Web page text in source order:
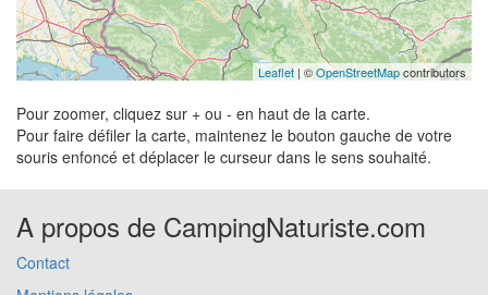
Leaflet | ©OpenStreetMapcontributors
Pour zoomer, cliquez sur + ou - en haut de la carte.
Pour faire défiler la carte, maintenez le bouton gauche de votre
souris enfoncé et déplacer le curseur dans le sens souhaité.
A propos de CampingNaturiste.com
Contact